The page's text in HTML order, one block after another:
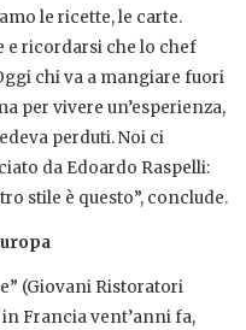
le ricette, le carte.
e ricordarsi che lo chef
chi va a mangiare fuori
per vivere un’esperienza,
perduti. Noi ci
da Edoardo Raspelli:
stile è questo”, conclude.
(Giovani Ristoratori
in Francia vent’anni fa,